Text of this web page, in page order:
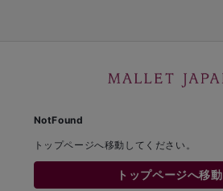
NotFound
トップページへ移動してください。
トップページへ移動